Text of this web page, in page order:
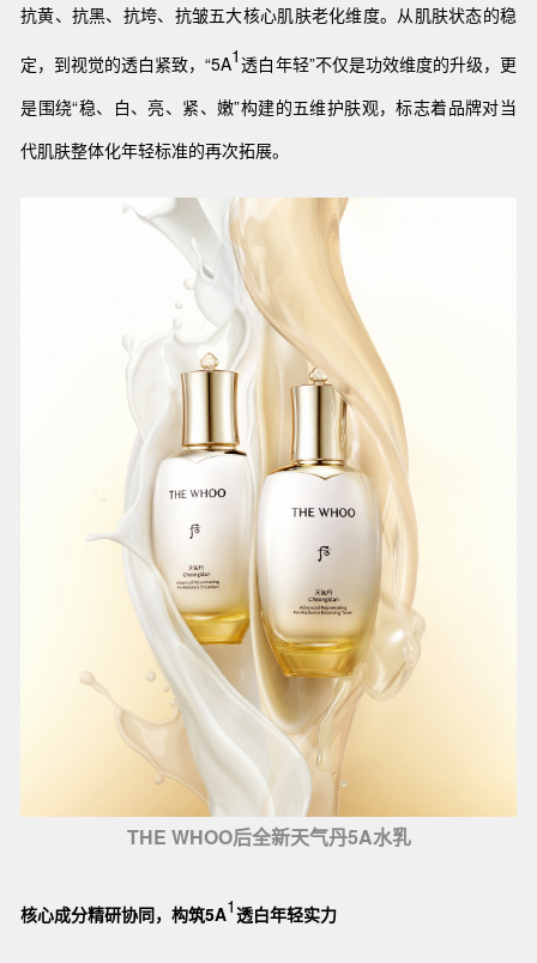
抗黄、抗黑、抗垮、抗皱五大核心肌肤老化维度。从肌肤状态的稳
定，到视觉的透白紧致，“5A1透白年轻”不仅是功效维度的升级，更
是围绕“稳、白、亮、紧、嫩”构建的五维护肤观，标志着品牌对当
代肌肤整体化年轻标准的再次拓展。
THE WHOO后全新天气丹5A水乳
核心成分精研协同，构筑5A1透白年轻实力